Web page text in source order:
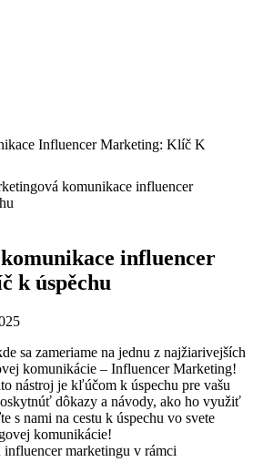
komunikace influencer
influencer
k úspěchu
sa zameriame na jednu z najžiarivejších
komunikácie – Influencer Marketing!
nástroj je kľúčom k úspechu pre vašu
dôkazy a návody, ako ho využiť
s nami na cestu k úspechu vo svete
komunikácie!